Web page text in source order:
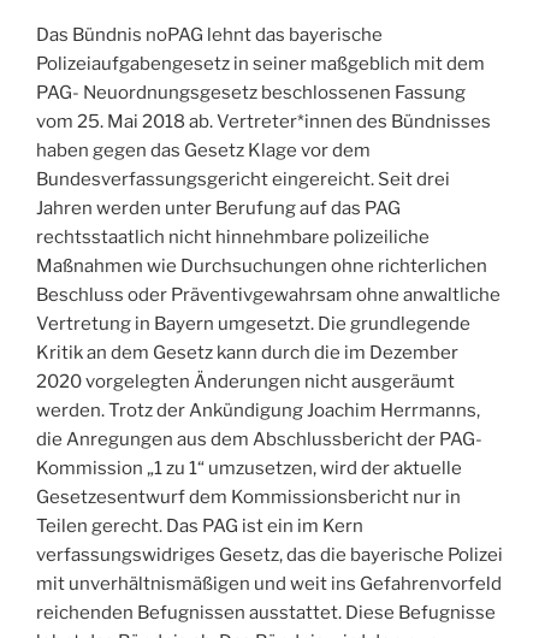
Das Bündnis noPAG lehnt das bayerische
Polizeiaufgabengesetz in seiner maßgeblich mit dem
PAG- Neuordnungsgesetz beschlossenen Fassung
vom 25. Mai 2018 ab. Vertreter*innen des Bündnisses
haben gegen das Gesetz Klage vor dem
Bundesverfassungsgericht eingereicht. Seit drei
Jahren werden unter Berufung auf das PAG
rechtsstaatlich nicht hinnehmbare polizeiliche
Maßnahmen wie Durchsuchungen ohne richterlichen
Beschluss oder Präventivgewahrsam ohne anwaltliche
Vertretung in Bayern umgesetzt. Die grundlegende
Kritik an dem Gesetz kann durch die im Dezember
2020 vorgelegten Änderungen nicht ausgeräumt
werden. Trotz der Ankündigung Joachim Herrmanns,
die Anregungen aus dem Abschlussbericht der PAG-
Kommission „1 zu 1“ umzusetzen, wird der aktuelle
Gesetzesentwurf dem Kommissionsbericht nur in
Teilen gerecht. Das PAG ist ein im Kern
verfassungswidriges Gesetz, das die bayerische Polizei
mit unverhältnismäßigen und weit ins Gefahrenvorfeld
reichenden Befugnissen ausstattet. Diese Befugnisse